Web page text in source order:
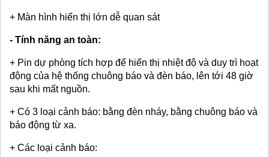
+ Màn hình hiển thị lớn dễ quan sát
- Tính năng an toàn:
+ Pin dự phòng tích hợp để hiển thị nhiệt độ và duy trì hoạt
động của hệ thống chuông báo và đèn báo, lên tới 48 giờ
sau khi mất nguồn.
+ Có 3 loại cảnh báo: bằng đèn nháy, bằng chuông báo và
báo động từ xa.
+ Các loại cảnh báo: